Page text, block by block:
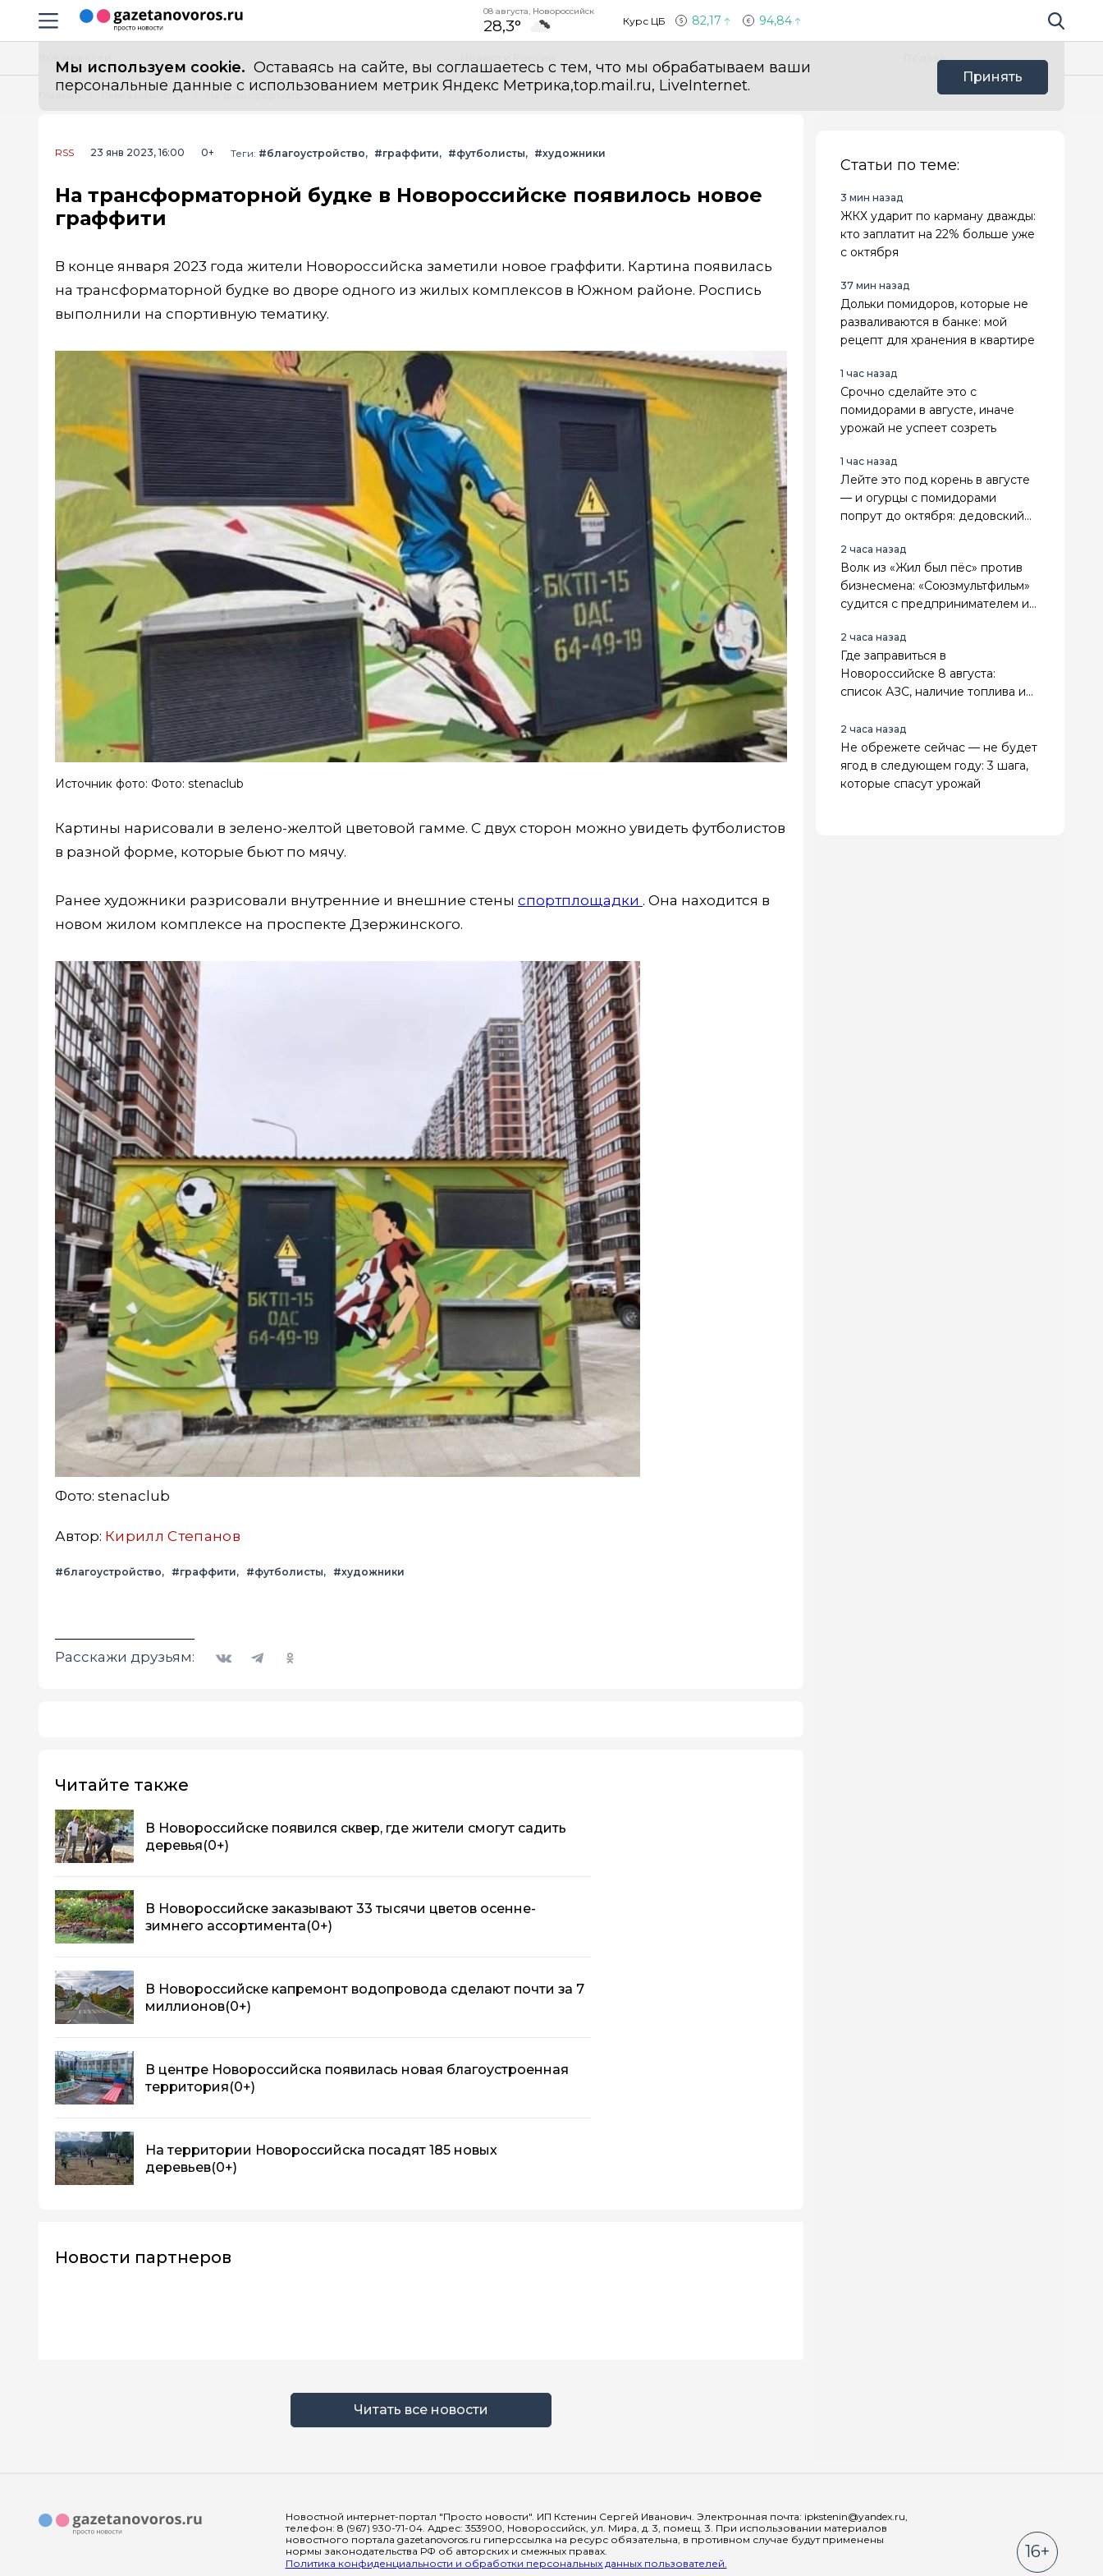
Навигация сайта
08 августа, Новороссийск
28,3° Курс ЦБ 82,17 94,84 Поиск по
Мы используем cookie. Оставаясь на сайте, вы соглашаетесь с тем, что мы обрабатываем ваши
персональные данные с использованием метрик Яндекс Метрика,top.mail.ru, LiveInternet.
Принять
Польза
Главная Лента новостей На трансформаторной будке в Новороссийске появилось новое граффити
RSS 23 янв 2023, 16:00 0+ Теги: #благоустройство #граффити #футболисты #художники
На трансформаторной будке в Новороссийске появилось новое
граффити
В конце января 2023 года жители Новороссийска заметили новое граффити. Картина появилась
на трансформаторной будке во дворе одного из жилых комплексов в Южном районе. Роспись
выполнили на спортивную тематику.
Источник фото: Фото: stenaclub
Картины нарисовали в зелено-желтой цветовой гамме. С двух сторон можно увидеть футболистов
в разной форме, которые бьют по мячу.
Ранее художники разрисовали внутренние и внешние стены спортплощадки . Она находится в
новом жилом комплексе на проспекте Дзержинского.
Фото: stenaclub
Автор: Кирилл Степанов
#благоустройство #граффити #футболисты #художники
Расскажи друзьям:
Читайте также
В Новороссийске появился сквер, где жители смогут садить
деревья(0+)
В Новороссийске заказывают 33 тысячи цветов осенне-
зимнего ассортимента(0+)
В Новороссийске капремонт водопровода сделают почти за 7
миллионов(0+)
В центре Новороссийска появилась новая благоустроенная
территория(0+)
На территории Новороссийска посадят 185 новых
деревьев(0+)
Новости партнеров
Читать все новости
Статьи по теме:
3 мин назад
ЖКХ ударит по карману дважды:
кто заплатит на 22% больше уже
с октября
37 мин назад
Дольки помидоров, которые не
разваливаются в банке: мой
рецепт для хранения в квартире
1 час назад
Срочно сделайте это с
помидорами в августе, иначе
урожай не успеет созреть
1 час назад
Лейте это под корень в августе
— и огурцы с помидорами
попрут до октября: дедовский
2 часа назад
Волк из «Жил был пёс» против
бизнесмена: «Союзмультфильм»
судится с предпринимателем из
2 часа назад
Где заправиться в
Новороссийске 8 августа:
список АЗС, наличие топлива и
2 часа назад
Не обрежете сейчас — не будет
ягод в следующем году: 3 шага,
которые спасут урожай
Новостной интернет-портал "Просто новости". ИП Кстенин Сергей Иванович. Электронная почта: ipkstenin@yandex.ru,
телефон: 8 (967) 930-71-04. Адрес: 353900, Новороссийск, ул. Мира, д. 3, помещ. 3. При использовании материалов
новостного портала gazetanovoros.ru гиперссылка на ресурс обязательна, в противном случае будут применены
нормы законодательства РФ об авторских и смежных правах.
Политика конфиденциальности и обработки персональных данных пользователей.
16+